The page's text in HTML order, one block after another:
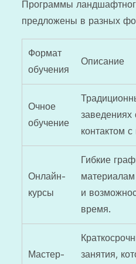
Программы
предложены в разных
Формат
обучения
Описание
Очное
обучение
контактом
Онлайн-
курсы
Гибкие
и
время.
Мастер-
занятия,